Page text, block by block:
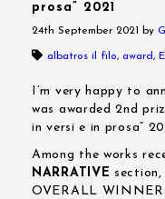
prosa” 2021
24th September 2021 by
albatros il filo, award,
I’m very happy to
was awarded 2nd
in versi e in prosa”
Among the works
NARRATIVE
OVERALL WINNER: